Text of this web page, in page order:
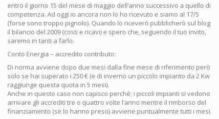
entro il giorno 15 del mese di maggio dell’anno successivo a quello di
competenza. Ad oggi io ancora non lo ho ricevuto e siamo al 17/5
(forse sono troppo pignolo). Quando lo riceverò pubblicherò sul blog
il bilancio del 2009 (costi e ricavi) e spero che, seguendo il tuo invito,
saremo in tanti a farlo.
Conto Energia – accredito contributo:
Di norma avviene dopo due mesi dalla fine mese di riferimento però
solo se hai superato i 250 € (e di inverno un piccolo impianto da 2 Kw
raggiunge questa quota in 5 mesi).
Anche in questo caso non capisco perché; i piccoli impianti si vedono
arrivare gli accrediti tre o quattro volte l’anno mentre il rimborso del
finanziamento (se lo hanno preso) avviene puntualmente tutti i mesi.